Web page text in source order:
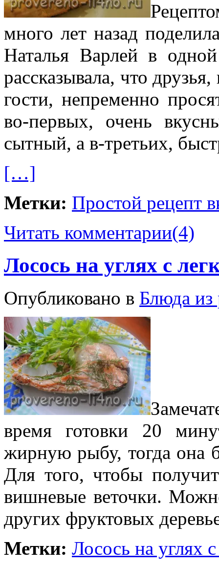
много лет назад
Наталья Варлей в
рассказывала, что
гости, непременно
во-первых, очень
сытный, а в-третьих,
[…]
Метки: Простой рецепт
Читать комментарии(4)
Лосось на углях с
Опубликовано в Блюда
время готовки 20
жирную рыбу, тогда она
Для того, чтобы
вишневые веточки.
других фруктовых
Метки: Лосось на углях